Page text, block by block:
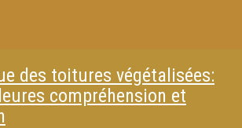
des toitures végétalisées:
compréhension et